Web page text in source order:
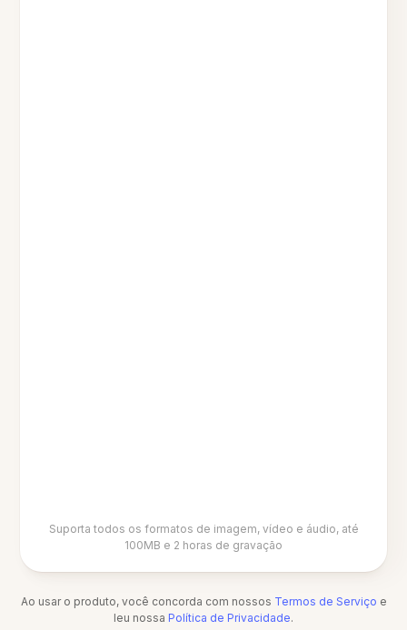
Suporta todos os formatos de imagem, vídeo e áudio, até
100MB e 2 horas de gravação
Ao usar o produto, você concorda com nossos Termos de Serviço e
leu nossa Política de Privacidade.